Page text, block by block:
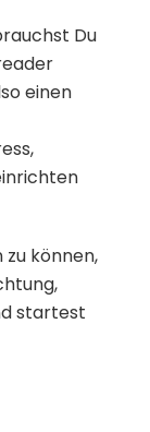
Du
einen
können,
startest